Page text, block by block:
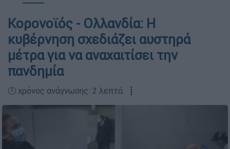
Κορονοϊός - Ολλανδία: Η
κυβέρνηση σχεδιάζει αυστηρά
μέτρα για να αναχαιτίσει την
πανδημία
🕛 χρόνος ανάγνωσης: 2 λεπτά ┋